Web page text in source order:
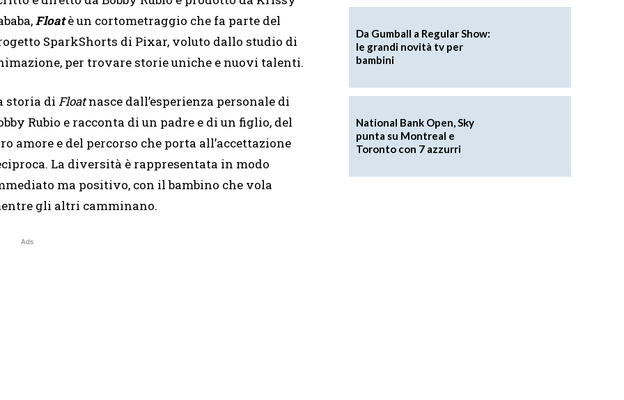
Floatè un cortometraggio che fa parte del
SparkShorts di Pixar, voluto dallo studio di
per trovare storie uniche e nuovi talenti.
storia di Floatnasce dall’esperienza personale di
Rubio e racconta di un padre e di un figlio, del
amore e del percorso che porta all’accettazione
La diversità è rappresentata in modo
ma positivo, con il bambino che vola
gli altri camminano.
Ads
Da Gumball a Regular Show:
le grandi novità tv per
bambini
National Bank Open, Sky
punta su Montreal e
Toronto con 7 azzurri